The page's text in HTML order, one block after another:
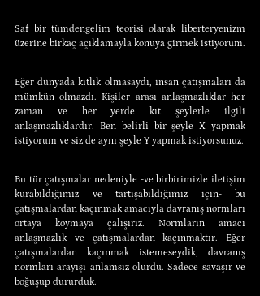
Saf bir tümdengelim teorisi olarak liberteryenizm
üzerine birkaç açıklamayla konuya girmek istiyorum.
Eğer dünyada kıtlık olmasaydı, insan çatışmaları da
mümkün olmazdı. Kişiler arası anlaşmazlıklar her
zaman ve her yerde kıt şeylerle ilgili
anlaşmazlıklardır. Ben belirli bir şeyle X yapmak
istiyorum ve siz de aynı şeyle Y yapmak istiyorsunuz.
Bu tür çatışmalar nedeniyle -ve birbirimizle iletişim
kurabildiğimiz ve tartışabildiğimiz için- bu
çatışmalardan kaçınmak amacıyla davranış normları
ortaya koymaya çalışırız. Normların amacı
anlaşmazlık ve çatışmalardan kaçınmaktır. Eğer
çatışmalardan kaçınmak istemeseydik, davranış
normları arayışı anlamsız olurdu. Sadece savaşır ve
boğuşup dururduk.